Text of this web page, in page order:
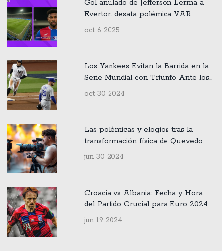
Gol anulado de Jefferson Lerma a
Everton desata polémica VAR
oct 6 2025
Los Yankees Evitan la Barrida en la
Serie Mundial con Triunfo Ante los
Dodgers
oct 30 2024
Las polémicas y elogios tras la
transformación física de Quevedo
jun 30 2024
Croacia vs Albania: Fecha y Hora
del Partido Crucial para Euro 2024
jun 19 2024